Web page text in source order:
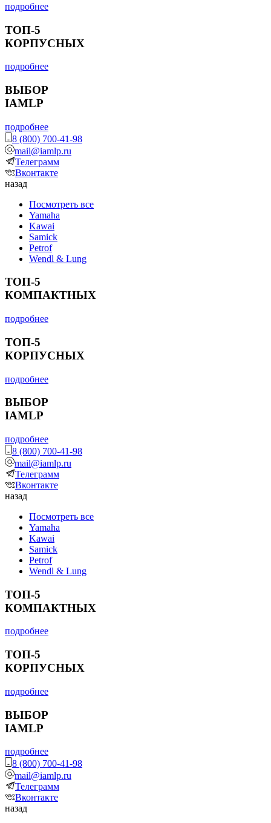
подробнее
ТОП-5
КОРПУСНЫХ
подробнее
ВЫБОР
IAMLP
подробнее
8 (800) 700-41-98
mail@iamlp.ru
Телеграмм
Вконтакте
назад
Посмотреть все
Yamaha
Kawai
Samick
Petrof
Wendl & Lung
ТОП-5
КОМПАКТНЫХ
подробнее
ТОП-5
КОРПУСНЫХ
подробнее
ВЫБОР
IAMLP
подробнее
8 (800) 700-41-98
mail@iamlp.ru
Телеграмм
Вконтакте
назад
Посмотреть все
Yamaha
Kawai
Samick
Petrof
Wendl & Lung
ТОП-5
КОМПАКТНЫХ
подробнее
ТОП-5
КОРПУСНЫХ
подробнее
ВЫБОР
IAMLP
подробнее
8 (800) 700-41-98
mail@iamlp.ru
Телеграмм
Вконтакте
назад